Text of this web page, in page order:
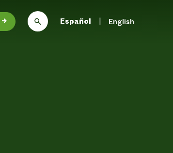
→ Español English